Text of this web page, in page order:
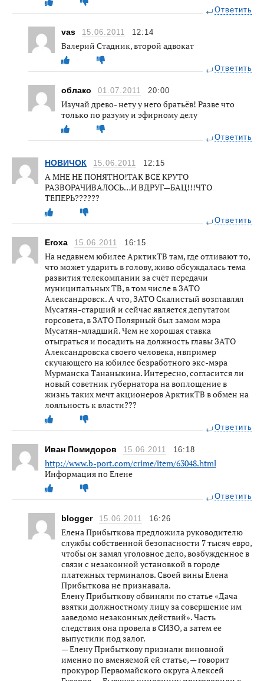
Ответить
vas 15.06.2011 12:14
Валерий Стадник, второй адвокат
Ответить
облако 01.07.2011 20:00
Изучай древо- нету у него братьёв! Разве что
только по разуму и эфирному делу
Ответить
НОВИЧОК 15.06.2011 12:15
А МНЕ НЕ ПОНЯТНО!ТАК ВСЁ КРУТО
РАЗВОРАЧИВАЛОСЬ…И ВДРУГ—БАЦ!!!ЧТО
ТЕПЕРЬ??????
Ответить
Eroxa 15.06.2011 16:15
На недавнем юбилее АрктикТВ там, где отливают то,
что может ударить в голову, живо обсуждалась тема
развития телекомпании за счёт передачи
муниципальных ТВ, в том числе в ЗАТО
Александровск. А что, ЗАТО Скалистый возглавлял
Мусатян-старший и сейчас является депутатом
горсовета, в ЗАТО Полярный был замом мэра
Мусатян-младший. Чем не хорошая ставка
отыграться и посадить на должность главы ЗАТО
Александровска своего человека, нвпример
скучающего на юбилее безработного экс-мэра
Мурманска Тананыкина. Интересно, согласится ли
новый советник губернатора на воплощение в
жизнь таких мечт акционеров АрктикТВ в обмен на
лояльность к власти???
Ответить
Иван Помидоров 15.06.2011 16:18
http://www.b-port.com/crime/item/63048.html
Информация по Елене
Ответить
blogger 15.06.2011 16:26
Елена Прибыткова предложила руководителю
службы собственной безопасности 7 тысяч евро,
чтобы он замял уголовное дело, возбужденное в
связи с незаконной установкой в городе
платежных терминалов. Своей вины Елена
Прибыткова не признавала.
Елену Прибыткову обвиняли по статье «Дача
взятки должностному лицу за совершение им
заведомо незаконных действий». Часть
следствия она провела в СИЗО, а затем ее
выпустили под залог.
— Елену Прибыткову признали виновной
именно по вменяемой ей статье, — говорит
прокурор Первомайского округа Алексей